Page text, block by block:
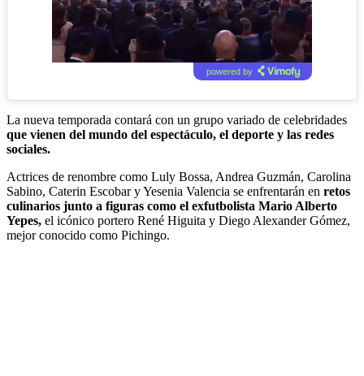
powered by
La nueva temporada contará con un grupo variado de celebridades
que vienen del mundo del espectáculo, el deporte y las redes
sociales.
Actrices de renombre como Luly Bossa, Andrea Guzmán, Carolina
Sabino, Caterin Escobar y Yesenia Valencia se enfrentarán en retos
culinarios junto a figuras como el exfutbolista Mario Alberto
Yepes, el icónico portero René Higuita y Diego Alexander Gómez,
mejor conocido como Pichingo.